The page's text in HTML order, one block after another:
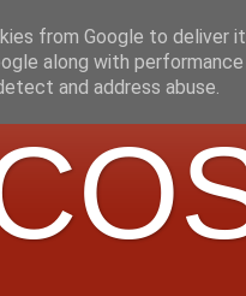
from Google to deliver
along with
and address abuse.